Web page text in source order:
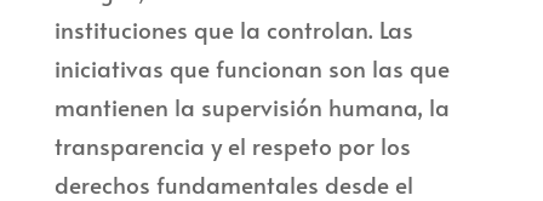
instituciones que la controlan. Las
iniciativas que funcionan son las que
mantienen la supervisión humana, la
transparencia y el respeto por los
derechos fundamentales desde el